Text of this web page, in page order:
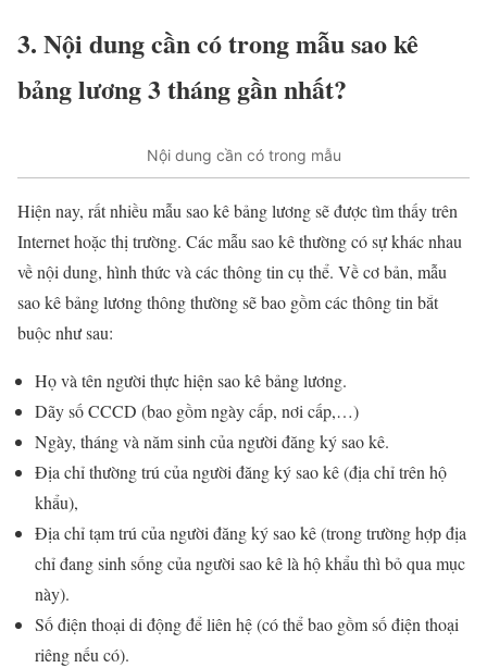
3. Nội dung cần có trong mẫu sao kê
bảng lương 3 tháng gần nhất?
Nội dung cần có trong mẫu
Hiện nay, rất nhiều mẫu sao kê bảng lương sẽ được tìm thấy trên
Internet hoặc thị trường. Các mẫu sao kê thường có sự khác nhau
về nội dung, hình thức và các thông tin cụ thể. Về cơ bản, mẫu
sao kê bảng lương thông thường sẽ bao gồm các thông tin bắt
buộc như sau:
Họ và tên người thực hiện sao kê bảng lương.
Dãy số CCCD (bao gồm ngày cấp, nơi cấp,…)
Ngày, tháng và năm sinh của người đăng ký sao kê.
Địa chỉ thường trú của người đăng ký sao kê (địa chỉ trên hộ
khẩu),
Địa chỉ tạm trú của người đăng ký sao kê (trong trường hợp địa
chỉ đang sinh sống của người sao kê là hộ khẩu thì bỏ qua mục
này).
Số điện thoại di động để liên hệ (có thể bao gồm số điện thoại
riêng nếu có).